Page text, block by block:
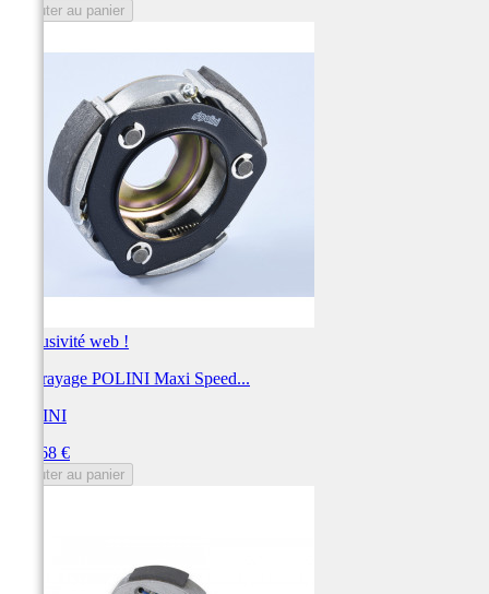
Ajouter au panier
Exclusivité web !
Embrayage POLINI Maxi Speed...
POLINI
116,68 €
Ajouter au panier